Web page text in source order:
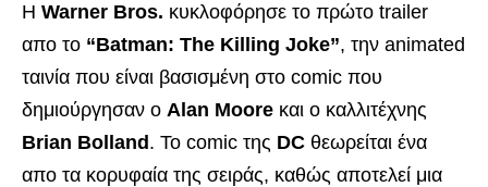
Η Warner Bros. κυκλοφόρησε το πρώτο trailer
απο το “Batman: The Killing Joke”, την animated
ταινία που είναι βασισμένη στο comic που
δημιούργησαν ο Alan Moore και ο καλλιτέχνης
Brian Bolland . To comic της DC θεωρείται ένα
απο τα κορυφαία της σειράς, καθώς αποτελεί μια